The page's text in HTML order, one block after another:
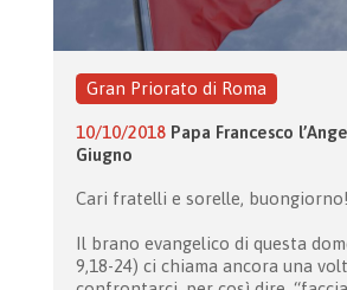
Gran Priorato di Roma
10/10/2018 Papa Francesco
Giugno
Cari fratelli e sorelle, buongiorno!
Il brano evangelico di questa
9,18-24) ci chiama ancora una